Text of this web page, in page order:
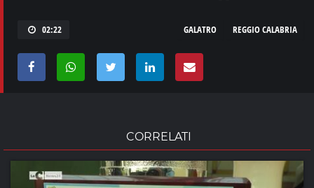
02:22 REGGIO CALABRIA
GALATRO
CORRELATI